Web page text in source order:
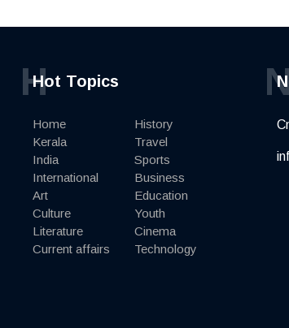
Hot Topics
H
Home
Kerala
India
International
Art
Culture
Literature
Current affairs
History
Travel
Sports
Business
Education
Youth
Cinema
Technology